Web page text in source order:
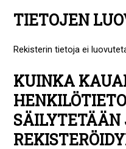
TIETOJEN
Rekisterin tietoja ei
KUINKA
SÄILYTETÄÄN